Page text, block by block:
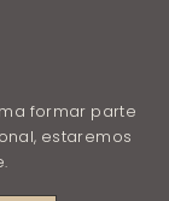
formar parte
estaremos